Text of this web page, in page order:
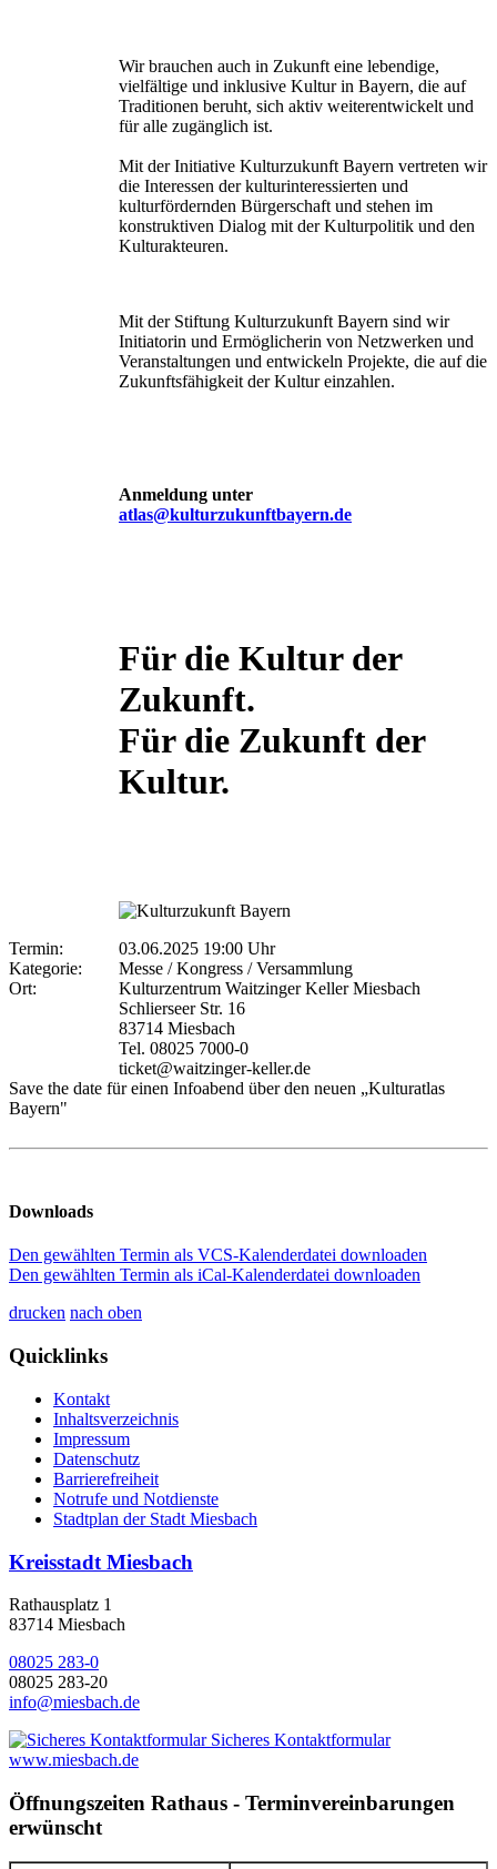
Wir brauchen auch in Zukunft eine lebendige,
vielfältige und inklusive Kultur in Bayern, die auf
Traditionen beruht, sich aktiv weiterentwickelt und
für alle zugänglich ist.
Mit der Initiative Kulturzukunft Bayern vertreten wir
die Interessen der kulturinteressierten und
kulturfördernden Bürgerschaft und stehen im
konstruktiven Dialog mit der Kulturpolitik und den
Kulturakteuren.
Mit der Stiftung Kulturzukunft Bayern sind wir
Initiatorin und Ermöglicherin von Netzwerken und
Veranstaltungen und entwickeln Projekte, die auf die
Zukunftsfähigkeit der Kultur einzahlen.
Anmeldung unter
atlas@kulturzukunftbayern.de
Für die Kultur der
Zukunft.
Für die Zukunft der
Kultur.
Termin:
03.06.2025 19:00 Uhr
Kategorie:
Messe / Kongress / Versammlung
Ort:
Kulturzentrum Waitzinger Keller Miesbach
Schlierseer Str. 16
83714 Miesbach
Tel. 08025 7000-0
ticket@waitzinger-keller.de
Save the date für einen Infoabend über den neuen „Kulturatlas
Bayern"
Downloads
Den gewählten Termin als VCS-Kalenderdatei downloaden
Den gewählten Termin als iCal-Kalenderdatei downloaden
drucken nach oben
Quicklinks
Kontakt
Inhaltsverzeichnis
Impressum
Datenschutz
Barrierefreiheit
Notrufe und Notdienste
Stadtplan der Stadt Miesbach
Kreisstadt Miesbach
Rathausplatz 1
83714 Miesbach
08025 283-0
08025 283-20
info@miesbach.de
Sicheres Kontaktformular
www.miesbach.de
Öffnungszeiten Rathaus - Terminvereinbarungen
erwünscht